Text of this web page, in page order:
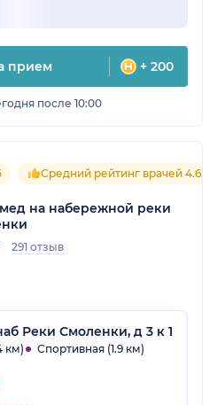
прием + 200
после 10:00
Средний рейтинг врачей 4.6
на набережной реки
291 отзыв
Реки Смоленки, д 3 к 1
км)
Спортивная (1.9 км)